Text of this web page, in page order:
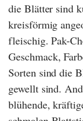
die Blätter sind
kreisförmig
fleischig. Pak-
Geschmack,
Sorten sind die
gewellt sind.
blühende,